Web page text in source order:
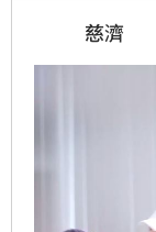
慈濟